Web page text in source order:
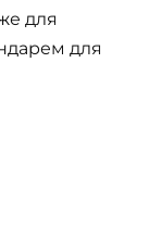
для
для